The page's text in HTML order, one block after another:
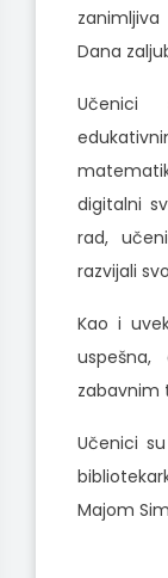
Dana
Učenici
digitalni
rad,
razvijali
Kao i
zabavnim
Učenici
Majom